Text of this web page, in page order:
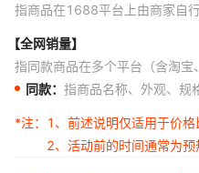
指商品在1688平台上由商家自
【全网销量】
指同款商品在多个平台（含淘
同款： 指商品名称、外观、规
*注：
1、前述说明仅适用于价格
2、活动前的时间通常为